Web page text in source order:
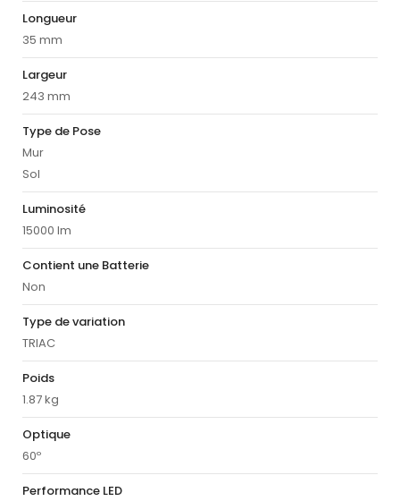
Longueur
35 mm
Largeur
243 mm
Type de Pose
Mur
Sol
Luminosité
15000 lm
Contient une Batterie
Non
Type de variation
TRIAC
Poids
1.87 kg
Optique
60º
Performance LED